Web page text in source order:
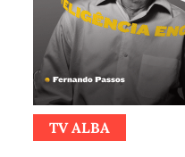
TV ALBA